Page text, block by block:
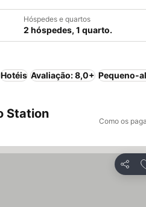
Hóspedes e quartos
2 hóspedes, 1 quarto.
Hotéis Avaliação: 8,0+ Pequeno-
Station
Como os